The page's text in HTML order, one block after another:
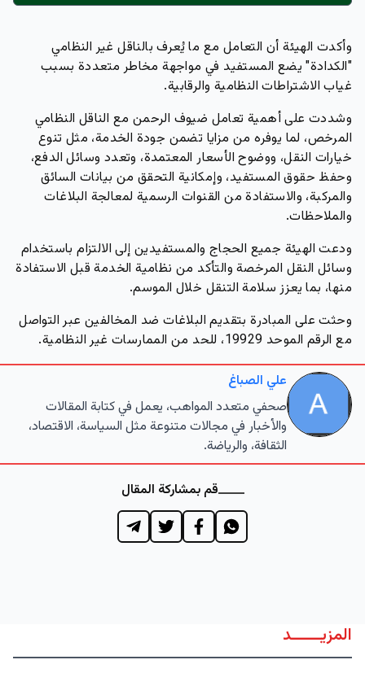
وأكدت الهيئة أن التعامل مع ما يُعرف بالناقل غير النظامي
"الكدادة" يضع المستفيد في مواجهة مخاطر متعددة بسبب
غياب الاشتراطات النظامية والرقابية.
وشددت على أهمية تعامل ضيوف الرحمن مع الناقل النظامي
المرخص، لما يوفره من مزايا تضمن جودة الخدمة، مثل تنوع
خيارات النقل، ووضوح الأسعار المعتمدة، وتعدد وسائل الدفع،
وحفظ حقوق المستفيد، وإمكانية التحقق من بيانات السائق
والمركبة، والاستفادة من القنوات الرسمية لمعالجة البلاغات
والملاحظات.
ودعت الهيئة جميع الحجاج والمستفيدين إلى الالتزام باستخدام
وسائل النقل المرخصة والتأكد من نظامية الخدمة قبل الاستفادة
منها، بما يعزز سلامة التنقل خلال الموسم.
وحثت على المبادرة بتقديم البلاغات ضد المخالفين عبر التواصل
مع الرقم الموحد 19929، للحد من الممارسات غير النظامية.
علي الصباغ
صحفي متعدد المواهب، يعمل في كتابة المقالات
والأخبار في مجالات متنوعة مثل السياسة، الاقتصاد،
الثقافة، والرياضة.
قم بمشاركة المقال
المزيــــــد